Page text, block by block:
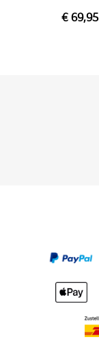
€ 69,95